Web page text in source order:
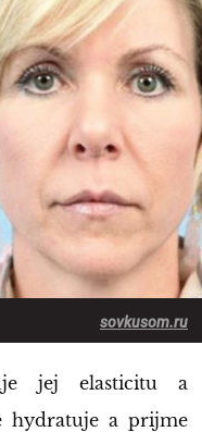
sovkusom.ru
jej elasticitu a
hydratuje a prijme